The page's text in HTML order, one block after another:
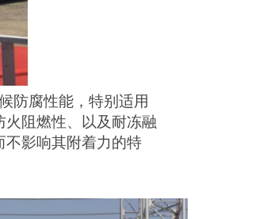
防腐性能，特别适用
阻燃性、以及耐冻融
不影响其附着力的特